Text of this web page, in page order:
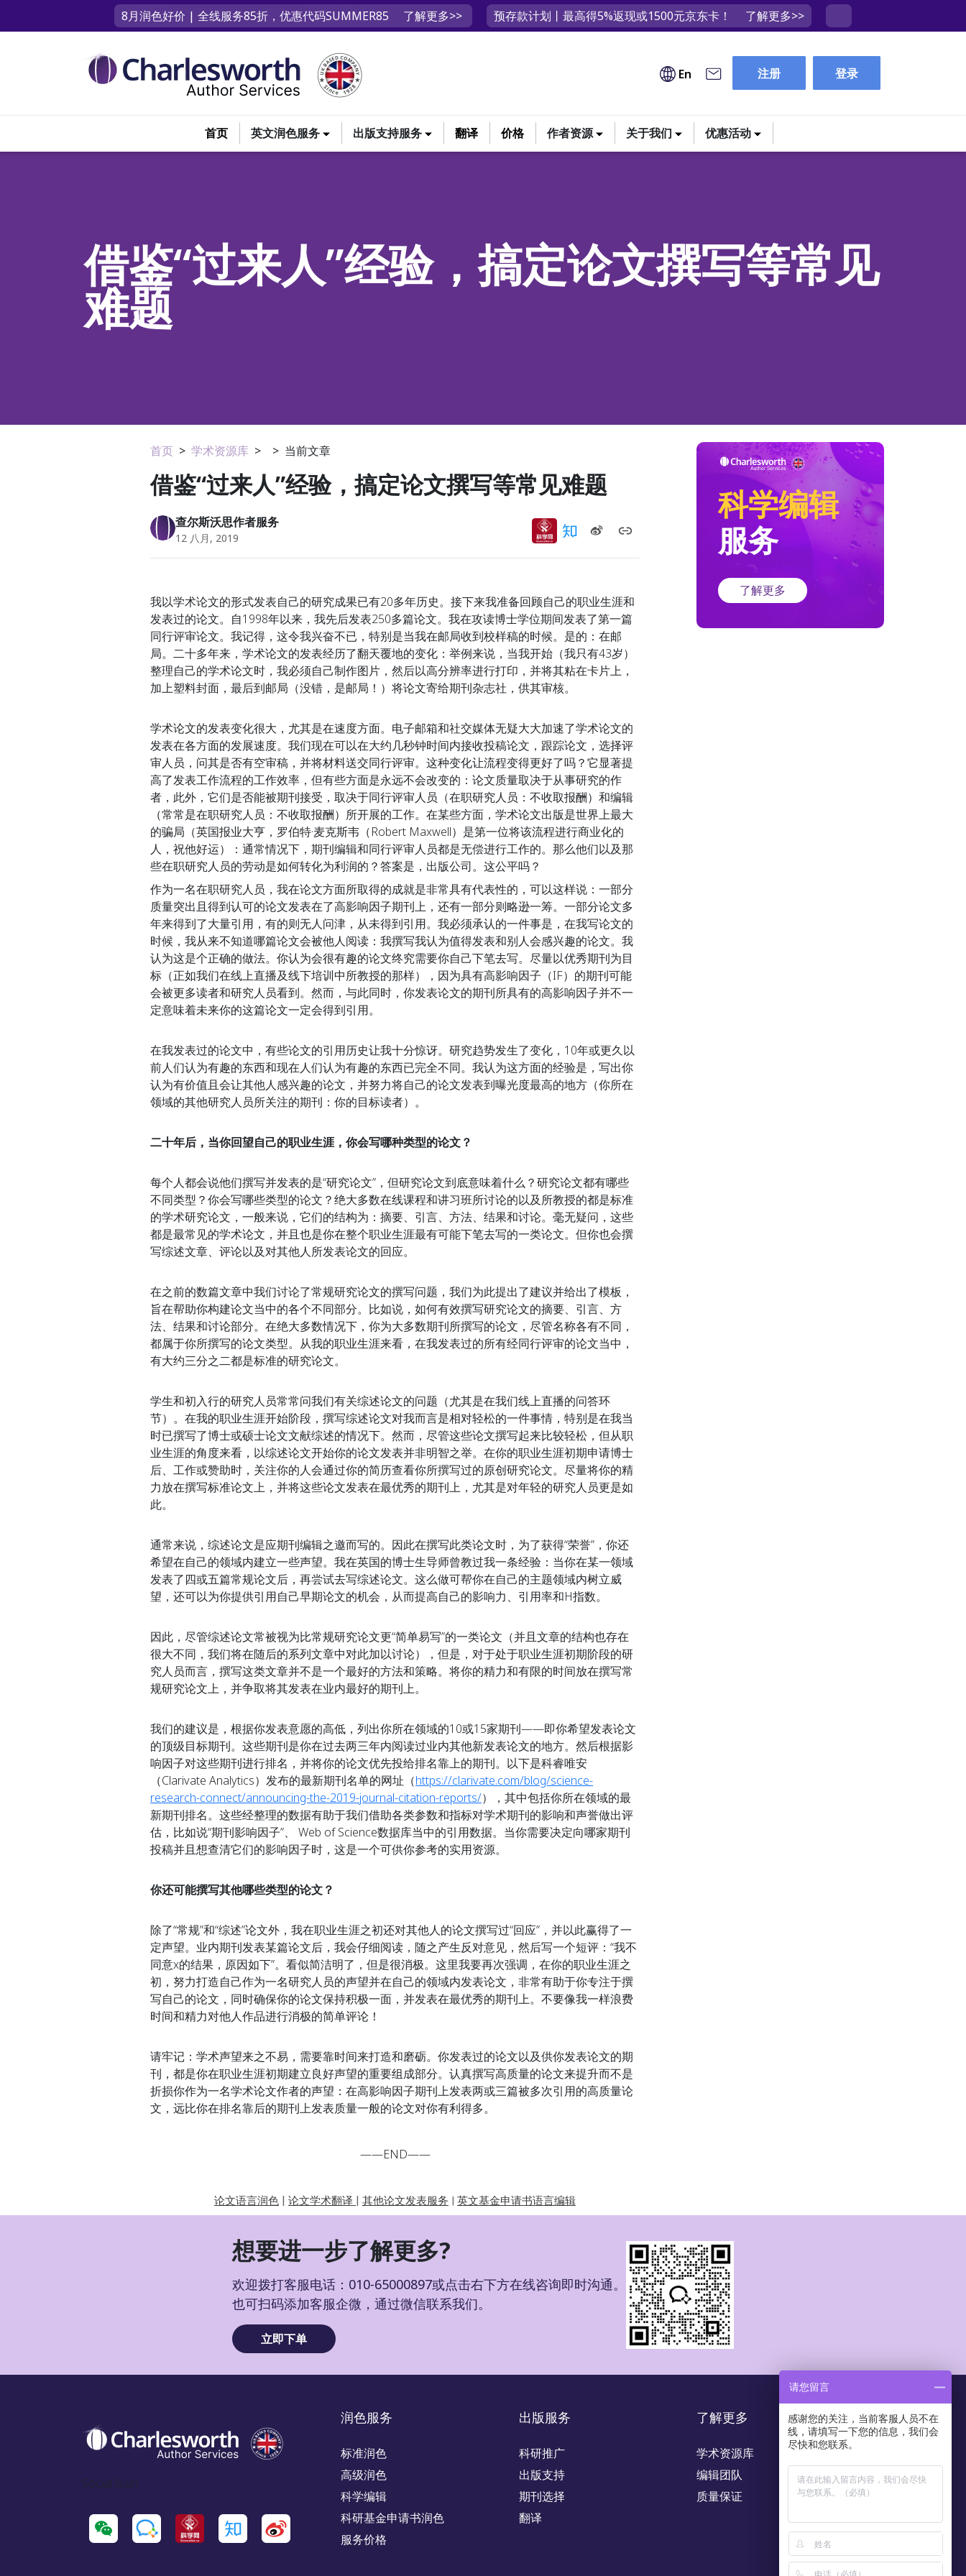
8月润色好价 | 全线服务85折，优惠代码SUMMER85 了解更多>> 预存款计划丨最高得5%返现或1500元京东卡！ 了解更多>>
En 注册 登录
首页 英文润色服务 出版支持服务 翻译 价格 作者资源 关于我们 优惠活动
借鉴“过来人”经验，搞定论文撰写等常见
难题
首页 > 学术资源库 > > 当前文章
借鉴“过来人”经验，搞定论文撰写等常见难题
查尔斯沃思作者服务
12 八月, 2019
我以学术论文的形式发表自己的研究成果已有20多年历史。接下来我准备回顾自己的职业生涯和
发表过的论文。自1998年以来，我先后发表250多篇论文。我在攻读博士学位期间发表了第一篇
同行评审论文。我记得，这令我兴奋不已，特别是当我在邮局收到校样稿的时候。是的：在邮
局。二十多年来，学术论文的发表经历了翻天覆地的变化：举例来说，当我开始（我只有43岁）
整理自己的学术论文时，我必须自己制作图片，然后以高分辨率进行打印，并将其粘在卡片上，
加上塑料封面，最后到邮局（没错，是邮局！）将论文寄给期刊杂志社，供其审核。
学术论文的发表变化很大，尤其是在速度方面。电子邮箱和社交媒体无疑大大加速了学术论文的
发表在各方面的发展速度。我们现在可以在大约几秒钟时间内接收投稿论文，跟踪论文，选择评
审人员，问其是否有空审稿，并将材料送交同行评审。这种变化让流程变得更好了吗？它显著提
高了发表工作流程的工作效率，但有些方面是永远不会改变的：论文质量取决于从事研究的作
者，此外，它们是否能被期刊接受，取决于同行评审人员（在职研究人员：不收取报酬）和编辑
（常常是在职研究人员：不收取报酬）所开展的工作。在某些方面，学术论文出版是世界上最大
的骗局（英国报业大亨，罗伯特·麦克斯韦（Robert Maxwell）是第一位将该流程进行商业化的
人，祝他好运）：通常情况下，期刊编辑和同行评审人员都是无偿进行工作的。那么他们以及那
些在职研究人员的劳动是如何转化为利润的？答案是，出版公司。这公平吗？
作为一名在职研究人员，我在论文方面所取得的成就是非常具有代表性的，可以这样说：一部分
质量突出且得到认可的论文发表在了高影响因子期刊上，还有一部分则略逊一筹。一部分论文多
年来得到了大量引用，有的则无人问津，从未得到引用。我必须承认的一件事是，在我写论文的
时候，我从来不知道哪篇论文会被他人阅读：我撰写我认为值得发表和别人会感兴趣的论文。我
认为这是个正确的做法。你认为会很有趣的论文终究需要你自己下笔去写。尽量以优秀期刊为目
标（正如我们在线上直播及线下培训中所教授的那样），因为具有高影响因子（IF）的期刊可能
会被更多读者和研究人员看到。然而，与此同时，你发表论文的期刊所具有的高影响因子并不一
定意味着未来你的这篇论文一定会得到引用。
在我发表过的论文中，有些论文的引用历史让我十分惊讶。研究趋势发生了变化，10年或更久以
前人们认为有趣的东西和现在人们认为有趣的东西已完全不同。我认为这方面的经验是，写出你
认为有价值且会让其他人感兴趣的论文，并努力将自己的论文发表到曝光度最高的地方（你所在
领域的其他研究人员所关注的期刊：你的目标读者）。
二十年后，当你回望自己的职业生涯，你会写哪种类型的论文？
每个人都会说他们撰写并发表的是“研究论文”，但研究论文到底意味着什么？研究论文都有哪些
不同类型？你会写哪些类型的论文？绝大多数在线课程和讲习班所讨论的以及所教授的都是标准
的学术研究论文，一般来说，它们的结构为：摘要、引言、方法、结果和讨论。毫无疑问，这些
都是最常见的学术论文，并且也是你在整个职业生涯最有可能下笔去写的一类论文。但你也会撰
写综述文章、评论以及对其他人所发表论文的回应。
在之前的数篇文章中我们讨论了常规研究论文的撰写问题，我们为此提出了建议并给出了模板，
旨在帮助你构建论文当中的各个不同部分。比如说，如何有效撰写研究论文的摘要、引言、方
法、结果和讨论部分。在绝大多数情况下，你为大多数期刊所撰写的论文，尽管名称各有不同，
都属于你所撰写的论文类型。从我的职业生涯来看，在我发表过的所有经同行评审的论文当中，
有大约三分之二都是标准的研究论文。
学生和初入行的研究人员常常问我们有关综述论文的问题（尤其是在我们线上直播的问答环
节）。在我的职业生涯开始阶段，撰写综述论文对我而言是相对轻松的一件事情，特别是在我当
时已撰写了博士或硕士论文文献综述的情况下。然而，尽管这些论文撰写起来比较轻松，但从职
业生涯的角度来看，以综述论文开始你的论文发表并非明智之举。在你的职业生涯初期申请博士
后、工作或赞助时，关注你的人会通过你的简历查看你所撰写过的原创研究论文。尽量将你的精
力放在撰写标准论文上，并将这些论文发表在最优秀的期刊上，尤其是对年轻的研究人员更是如
此。
通常来说，综述论文是应期刊编辑之邀而写的。因此在撰写此类论文时，为了获得“荣誉”，你还
希望在自己的领域内建立一些声望。我在英国的博士生导师曾教过我一条经验：当你在某一领域
发表了四或五篇常规论文后，再尝试去写综述论文。这么做可帮你在自己的主题领域内树立威
望，还可以为你提供引用自己早期论文的机会，从而提高自己的影响力、引用率和H指数。
因此，尽管综述论文常被视为比常规研究论文更“简单易写”的一类论文（并且文章的结构也存在
很大不同，我们将在随后的系列文章中对此加以讨论），但是，对于处于职业生涯初期阶段的研
究人员而言，撰写这类文章并不是一个最好的方法和策略。将你的精力和有限的时间放在撰写常
规研究论文上，并争取将其发表在业内最好的期刊上。
我们的建议是，根据你发表意愿的高低，列出你所在领域的10或15家期刊——即你希望发表论文
的顶级目标期刊。这些期刊是你在过去两三年内阅读过业内其他新发表论文的地方。然后根据影
响因子对这些期刊进行排名，并将你的论文优先投给排名靠上的期刊。以下是科睿唯安
（Clarivate Analytics）发布的最新期刊名单的网址（https://clarivate.com/blog/science-
research-connect/announcing-the-2019-journal-citation-reports/），其中包括你所在领域的最
新期刊排名。这些经整理的数据有助于我们借助各类参数和指标对学术期刊的影响和声誉做出评
估，比如说“期刊影响因子”、 Web of Science数据库当中的引用数据。当你需要决定向哪家期刊
投稿并且想查清它们的影响因子时，这是一个可供你参考的实用资源。
你还可能撰写其他哪些类型的论文？
除了“常规”和“综述”论文外，我在职业生涯之初还对其他人的论文撰写过“回应”，并以此赢得了一
定声望。业内期刊发表某篇论文后，我会仔细阅读，随之产生反对意见，然后写一个短评：“我不
同意x的结果，原因如下”。看似简洁明了，但是很消极。这里我要再次强调，在你的职业生涯之
初，努力打造自己作为一名研究人员的声望并在自己的领域内发表论文，非常有助于你专注于撰
写自己的论文，同时确保你的论文保持积极一面，并发表在最优秀的期刊上。不要像我一样浪费
时间和精力对他人作品进行消极的简单评论！
请牢记：学术声望来之不易，需要靠时间来打造和磨砺。你发表过的论文以及供你发表论文的期
刊，都是你在职业生涯初期建立良好声望的重要组成部分。认真撰写高质量的论文来提升而不是
折损你作为一名学术论文作者的声望：在高影响因子期刊上发表两或三篇被多次引用的高质量论
文，远比你在排名靠后的期刊上发表质量一般的论文对你有利得多。
——END——
论文语言润色 | 论文学术翻译 | 其他论文发表服务 | 英文基金申请书语言编辑
科学编辑
服务
了解更多
想要进一步了解更多?
欢迎拨打客服电话：010-65000897或点击右下方在线咨询即时沟通。
也可扫码添加客服企微，通过微信联系我们。
立即下单
Social Icon
润色服务
标准润色
高级润色
科学编辑
科研基金申请书润色
服务价格
出版服务
科研推广
出版支持
期刊选择
翻译
了解更多
学术资源库
编辑团队
质量保证
请您留言
感谢您的关注，当前客服人员不在
线，请填写一下您的信息，我们会
尽快和您联系。